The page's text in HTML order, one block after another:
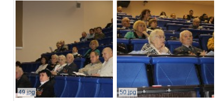
49.jpg 50.jpg